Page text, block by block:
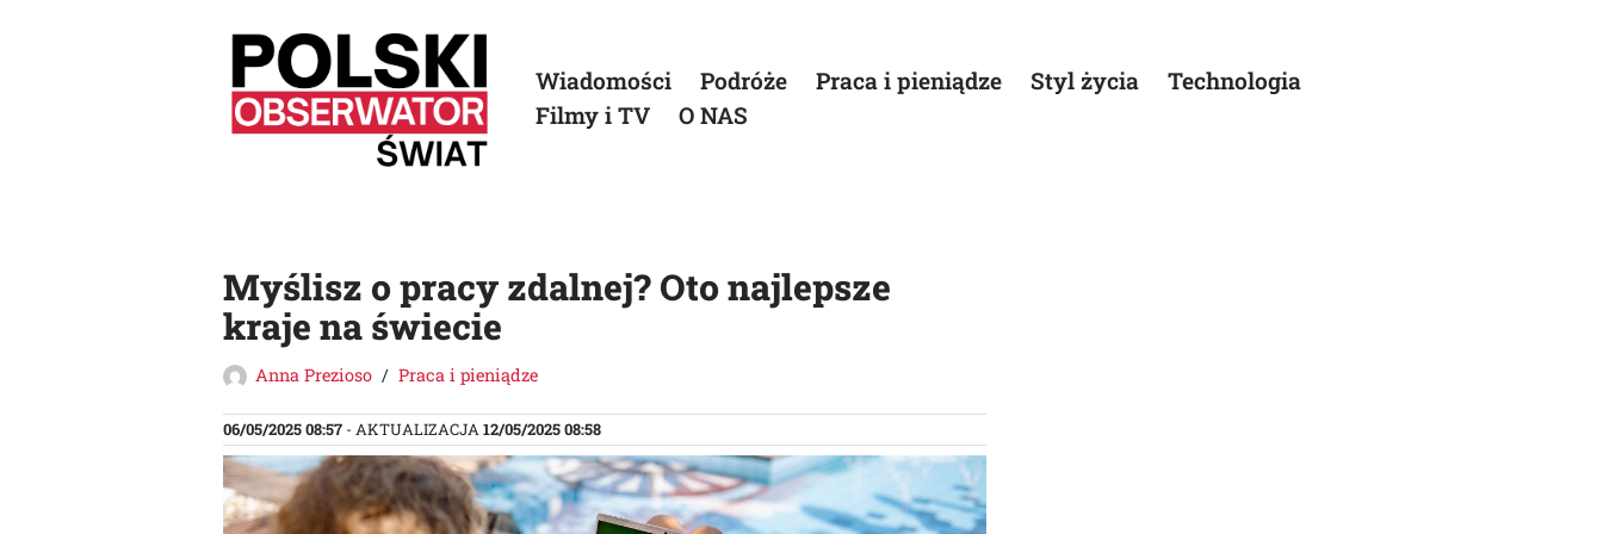
Przejdź
do
treści
Wiadomości Podróże Praca i pieniądze Styl życia
Technologia
Filmy i TV
O NAS
Myślisz o pracy zdalnej? Oto najlepsze
kraje na świecie
Anna Prezioso Praca i pieniądze
06/05/2025 08:57 - AKTUALIZACJA12/05/2025 08:58